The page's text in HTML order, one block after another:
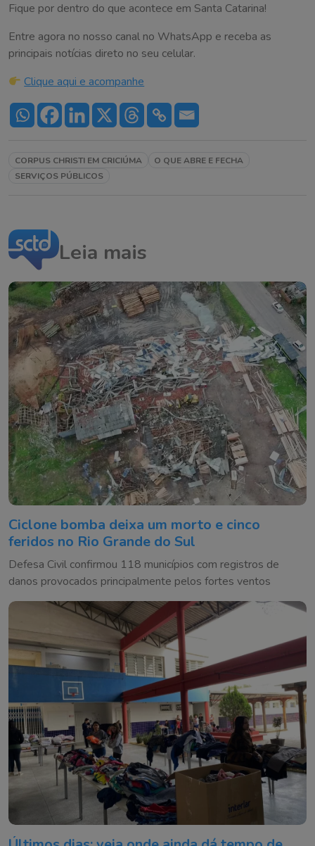
Fique por dentro do que acontece em Santa Catarina!
Entre agora no nosso canal no WhatsApp e receba as
principais notícias direto no seu celular.
Clique aqui e acompanhe
CORPUS CHRISTI EM CRICIÚMA
O QUE ABRE E FECHA
SERVIÇOS PÚBLICOS
Leia mais
Ciclone bomba deixa um morto e cinco
feridos no Rio Grande do Sul
Defesa Civil confirmou 118 municípios com registros de
danos provocados principalmente pelos fortes ventos